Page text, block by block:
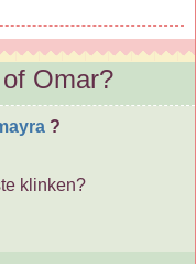
Omar?
?
klinken?